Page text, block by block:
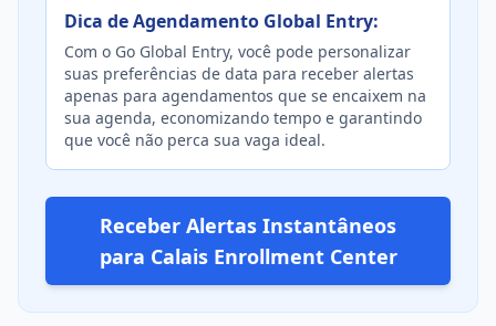
Dica de Agendamento Global Entry:
Com o Go Global Entry, você pode personalizar
suas preferências de data para receber alertas
apenas para agendamentos que se encaixem na
sua agenda, economizando tempo e garantindo
que você não perca sua vaga ideal.
Receber Alertas Instantâneos
para Calais Enrollment Center